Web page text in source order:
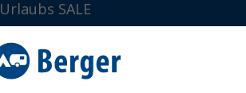
Urlaubs SALE